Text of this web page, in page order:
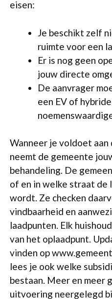
eisen:
Je beschikt zelf
ruimte voor een
Er is nog geen
jouw directe
De aanvrager
een EV of
Wanneer je voldoet
neemt de gemeente
behandeling. De
of en in welke straat de
wordt. Ze checken
vindbaarheid en
laadpunten. Elk
van het oplaadpunt.
vinden op
lees je ook welke
bestaan. Meer en meer
uitvoering neergelegd